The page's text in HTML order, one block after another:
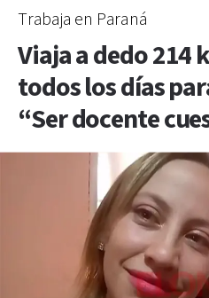
Trabaja en Paraná
Viaja a dedo 214
todos los días
“Ser docente